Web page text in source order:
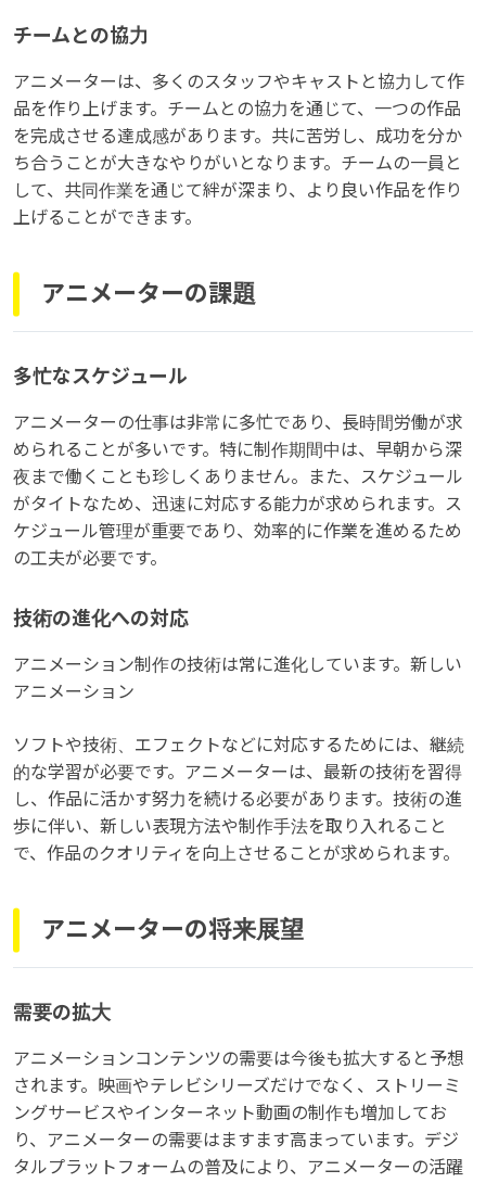
チームとの協力
アニメーターは、多くのスタッフやキャストと協力して作
品を作り上げます。チームとの協力を通じて、一つの作品
を完成させる達成感があります。共に苦労し、成功を分か
ち合うことが大きなやりがいとなります。チームの一員と
して、共同作業を通じて絆が深まり、より良い作品を作り
上げることができます。
アニメーターの課題
多忙なスケジュール
アニメーターの仕事は非常に多忙であり、長時間労働が求
められることが多いです。特に制作期間中は、早朝から深
夜まで働くことも珍しくありません。また、スケジュール
がタイトなため、迅速に対応する能力が求められます。ス
ケジュール管理が重要であり、効率的に作業を進めるため
の工夫が必要です。
技術の進化への対応
アニメーション制作の技術は常に進化しています。新しい
アニメーション
ソフトや技術、エフェクトなどに対応するためには、継続
的な学習が必要です。アニメーターは、最新の技術を習得
し、作品に活かす努力を続ける必要があります。技術の進
歩に伴い、新しい表現方法や制作手法を取り入れること
で、作品のクオリティを向上させることが求められます。
アニメーターの将来展望
需要の拡大
アニメーションコンテンツの需要は今後も拡大すると予想
されます。映画やテレビシリーズだけでなく、ストリーミ
ングサービスやインターネット動画の制作も増加してお
り、アニメーターの需要はますます高まっています。デジ
タルプラットフォームの普及により、アニメーターの活躍